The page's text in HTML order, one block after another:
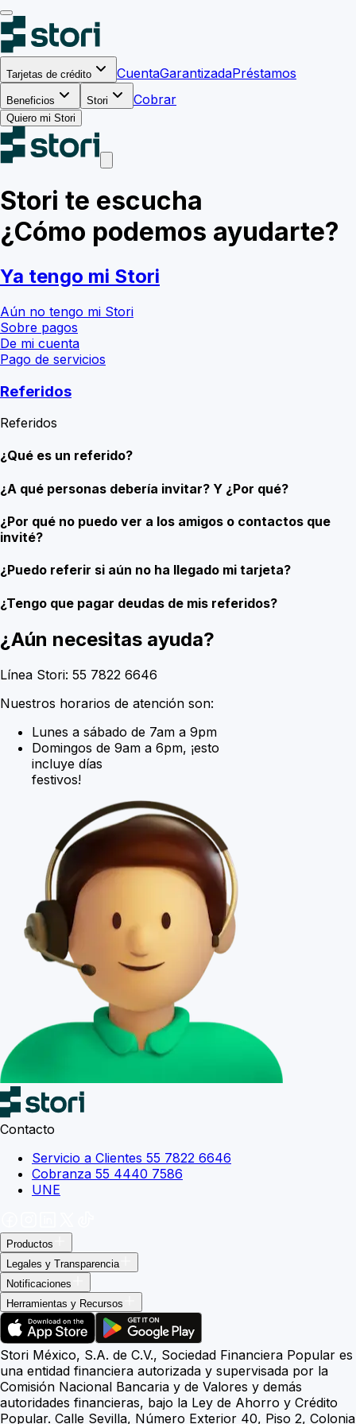
Tarjetas de crédito CuentaGarantizadaPréstamos
Beneficios Stori Cobrar
Quiero mi Stori
Stori te escucha
¿Cómo podemos ayudarte?
Ya tengo mi Stori
Aún no tengo mi Stori
Sobre pagos
De mi cuenta
Pago de servicios
Referidos
Referidos
¿Qué es un referido?
¿A qué personas debería invitar? Y ¿Por qué?
¿Por qué no puedo ver a los amigos o contactos que
invité?
¿Puedo referir si aún no ha llegado mi tarjeta?
¿Tengo que pagar deudas de mis referidos?
¿Aún necesitas ayuda?
Línea Stori: 55 7822 6646
Nuestros horarios de atención son:
Lunes a sábado de 7am a 9pm
Domingos de 9am a 6pm, ¡esto
incluye días
festivos!
Contacto
Servicio a Clientes 55 7822 6646
Cobranza 55 4440 7586
UNE
Productos
Legales y Transparencia
Notificaciones
Herramientas y Recursos
Stori México, S.A. de C.V., Sociedad Financiera Popular es
una entidad financiera autorizada y supervisada por la
Comisión Nacional Bancaria y de Valores y demás
autoridades financieras, bajo la Ley de Ahorro y Crédito
Popular. Calle Sevilla, Número Exterior 40, Piso 2, Colonia